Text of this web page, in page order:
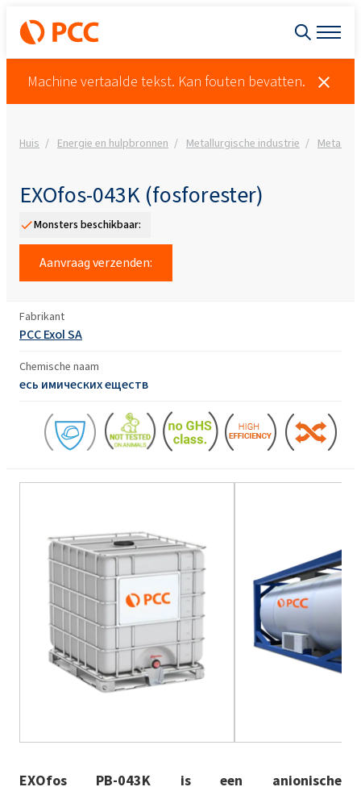
Machine vertaalde tekst. Kan fouten bevatten.
Huis Energie en hulpbronnen Metallurgische industrie Metaal
EXOfos-043K (fosforester)
Monsters beschikbaar:
Aanvraag verzenden:
Fabrikant
PCC Exol SA
Chemische naam
есь имических еществ
EXOfos PB-043K is een anionische